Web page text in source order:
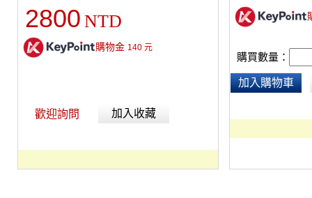
2800 NTD
購物金 140元
歡迎詢問 加入收藏
購買數量：
加入購物車